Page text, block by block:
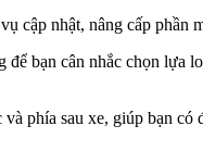
cập nhật, nâng cấp phần
bạn cân nhắc chọn lựa
phía sau xe, giúp bạn